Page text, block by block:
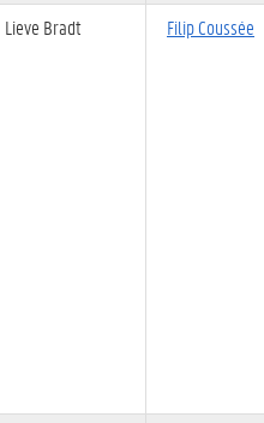
Lieve Bradt Filip Coussée